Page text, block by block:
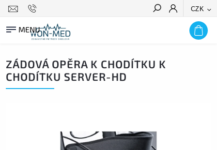
CZK
HLEDAT
ZÁDOVÁ OPĚRA K CHODÍTKU K
CHODÍTKU SERVER-HD